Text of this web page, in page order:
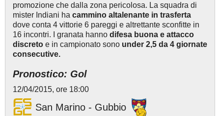
promozione che dalla zona pericolosa. La squadra di
mister Indiani ha cammino altalenante in trasferta
dove conta 4 vittorie 6 pareggi e altrettante sconfitte in
16 incontri. I granata hanno difesa buona e attacco
discreto e in campionato sono under 2,5 da 4 giornate
consecutive.
Pronostico: Gol
12/04/2015, ore 18:00
San Marino - Gubbio